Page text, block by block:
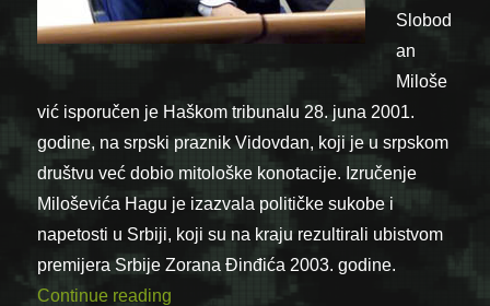
Slobod
an
Miloše
vić isporučen je Haškom tribunalu 28. juna 2001.
godine, na srpski praznik Vidovdan, koji je u srpskom
društvu već dobio mitološke konotacije. Izručenje
Miloševića Hagu je izazvala političke sukobe i
napetosti u Srbiji, koji su na kraju rezultirali ubistvom
premijera Srbije Zorana Đinđića 2003. godine.
Continue reading “28.06.2001. – Slobodan Milošević